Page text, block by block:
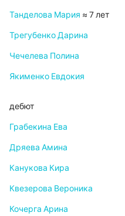
Танделова Мария ≈ 7 лет
Трегубенко Дарина
Чечелева Полина
Якименко Евдокия
дебют
Грабекина Ева
Дряева Амина
Канукова Кира
Квезерова Вероника
Кочерга Арина